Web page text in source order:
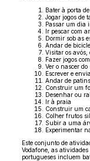
Bater à porta
Jogar jogos de
Passar um dia
Ir pescar com
Dormir sob as
Andar de
Visitar os
Fazer jogos
Ver o nascer do
Escrever e
Andar de
Construir um
Desenhar ou
Ir à praia
Construir um
Colher frutos
Subir a uma
Experimentar
Este conjunto de
Vodafone, as
portugueses incluem